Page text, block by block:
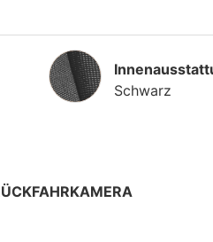
Innenausstattung
Schwarz